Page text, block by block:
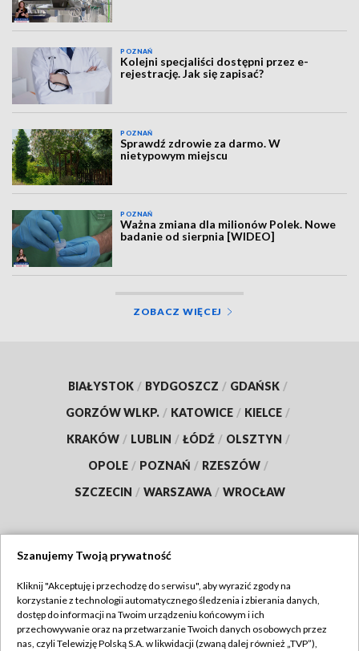
POZNAŃ
Kolejni specjaliści dostępni przez e-
rejestrację. Jak się zapisać?
POZNAŃ
Sprawdź zdrowie za darmo. W
nietypowym miejscu
POZNAŃ
Ważna zmiana dla milionów Polek. Nowe
badanie od sierpnia [WIDEO]
ZOBACZ WIĘCEJ
BIAŁYSTOK / BYDGOSZCZ / GDAŃSK /
GORZÓW WLKP. / KATOWICE / KIELCE /
KRAKÓW / LUBLIN / ŁÓDŹ / OLSZTYN /
OPOLE / POZNAŃ / RZESZÓW /
SZCZECIN / WARSZAWA / WROCŁAW
TVP
Abonament TVP
Regulamin TVP
Szanujemy Twoją prywatność
Kliknij "Akceptuję i przechodzę do serwisu", aby wyrazić zgody na
korzystanie z technologii automatycznego śledzenia i zbierania danych,
dostęp do informacji na Twoim urządzeniu końcowym i ich
przechowywanie oraz na przetwarzanie Twoich danych osobowych przez
nas, czyli Telewizję Polską S.A. w likwidacji (zwaną dalej również „TVP”),